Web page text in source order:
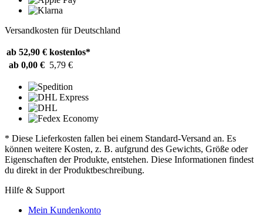
Versandkosten für Deutschland
ab 52,90 € kostenlos*
ab 0,00 € 5,79 €
* Diese Lieferkosten fallen bei einem Standard-Versand an. Es
können weitere Kosten, z. B. aufgrund des Gewichts, Größe oder
Eigenschaften der Produkte, entstehen. Diese Informationen findest
du direkt in der Produktbeschreibung.
Hilfe & Support
Mein Kundenkonto